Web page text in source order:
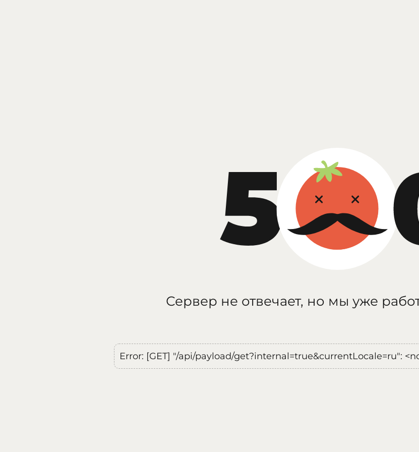
Сервер не отвечает, но мы уже
Error: [GET] "/api/payload/get?internal=true&currentLocale=ru":